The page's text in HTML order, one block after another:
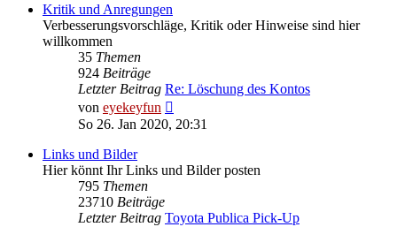
Kritik und Anregungen
Verbesserungsvorschläge, Kritik oder Hinweise sind hier
willkommen
35 Themen
924 Beiträge
Letzter Beitrag Re: Löschung des Kontos
von eyekeyfun
Beitrag
So 26. Jan 2020, 20:31
Links und Bilder
Hier könnt Ihr Links und Bilder posten
795 Themen
23710 Beiträge
Letzter Beitrag Toyota Publica Pick-Up